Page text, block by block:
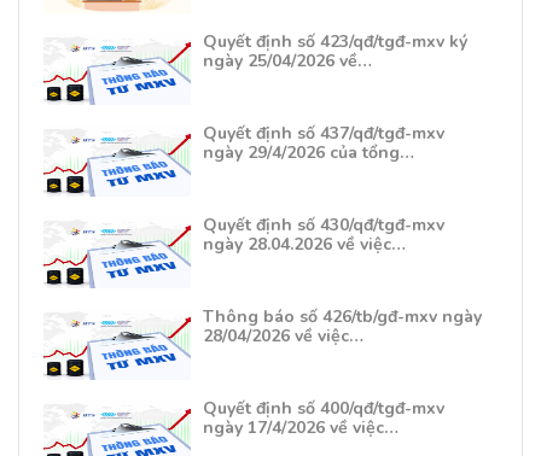
Quyết định số 423/qđ/tgđ-mxv ký
ngày 25/04/2026 về…
Quyết định số 437/qđ/tgđ-mxv
ngày 29/4/2026 của tổng…
Quyết định số 430/qđ/tgđ-mxv
ngày 28.04.2026 về việc…
Thông báo số 426/tb/gđ-mxv ngày
28/04/2026 về việc…
Quyết định số 400/qđ/tgđ-mxv
ngày 17/4/2026 về việc…